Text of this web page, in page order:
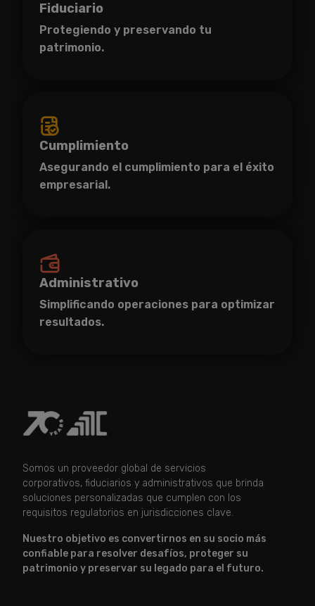
Fiduciario
Protegiendo y preservando tu
patrimonio.
Cumplimiento
Asegurando el cumplimiento para el éxito
empresarial.
Administrativo
Simplificando operaciones para optimizar
resultados.
Somos un proveedor global de servicios
corporativos, fiduciarios y administrativos que brinda
soluciones personalizadas que cumplen con los
requisitos regulatorios en jurisdicciones clave.
Nuestro objetivo es convertirnos en su socio más
confiable para resolver desafíos, proteger su
patrimonio y preservar su legado para el futuro.